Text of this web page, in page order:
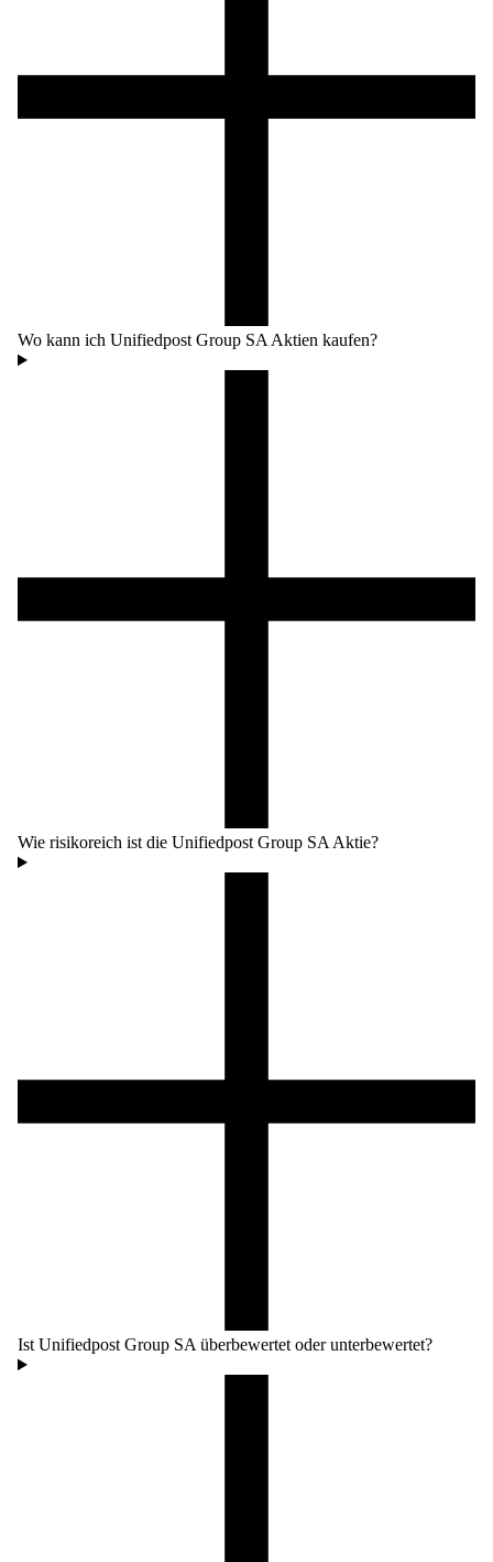
Wo kann ich Unifiedpost Group SA Aktien kaufen?
Wie risikoreich ist die Unifiedpost Group SA Aktie?
Ist Unifiedpost Group SA überbewertet oder unterbewertet?